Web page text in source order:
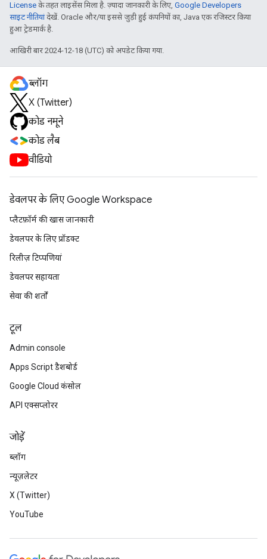
License के तहत लाइसेंस मिला है. ज़्यादा जानकारी के लिए, Google Developers
साइट नीतियांदेखें. Oracle और/या इससे जुड़ी हुई कंपनियों का, Java एक रजिस्टर किया
हुआ ट्रेडमार्क है.
आखिरी बार 2024-12-18 (UTC) को अपडेट किया गया.
ब्लॉग
X (Twitter)
कोड नमूने
कोड लैब
वीडियो
डेवलपर के लिए Google Workspace
प्लैटफ़ॉर्म की खास जानकारी
डेवलपर के लिए प्रॉडक्ट
रिलीज़ टिप्पणियां
डेवलपर सहायता
सेवा की शर्तों
टूल
Admin console
Apps Script डैशबोर्ड
Google Cloud कंसोल
API एक्सप्लोरर
जोड़ें
ब्लॉग
न्यूज़लेटर
X (Twitter)
YouTube